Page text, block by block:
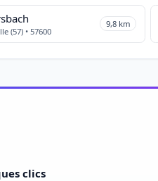
(57) • 57600
9,8 km
clics